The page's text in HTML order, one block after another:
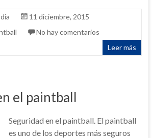
11 diciembre, 2015
No hay comentarios
Leer más
el paintball
Seguridad en el paintball. El paintball
es uno de los deportes más seguros